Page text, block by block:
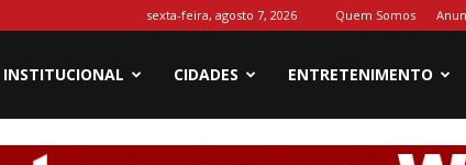
sexta-feira, agosto 7, 2026 Quem Somos
INSTITUCIONAL CIDADES ENTRETENIMENTO